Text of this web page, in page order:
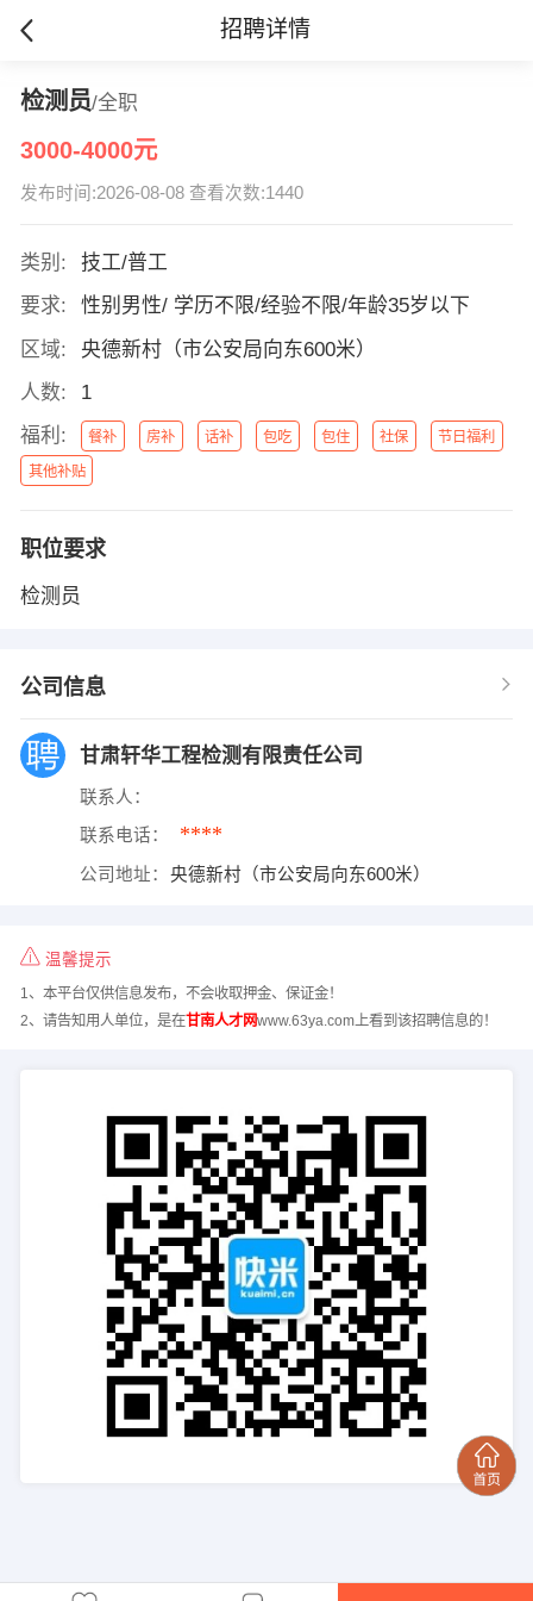
招聘详情
检测员/全职
3000-4000元
发布时间:2026-08-08 查看次数:1440
类别:
技工/普工
要求:
性别男性/ 学历不限/经验不限/年龄35岁以下
区域:
央德新村（市公安局向东600米）
人数:
1
福利:
餐补 房补 话补 包吃 包住 社保 节日福利
其他补贴
职位要求
检测员
公司信息
甘肃轩华工程检测有限责任公司
联系人：
联系电话： ****
公司地址： 央德新村（市公安局向东600米）
温馨提示
1、本平台仅供信息发布，不会收取押金、保证金！
2、请告知用人单位，是在甘南人才网www.63ya.com上看到该招聘信息的！